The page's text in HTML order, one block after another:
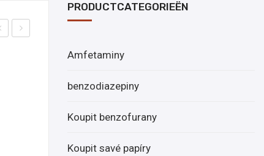
PRODUCTCATEGORIEËN
Amfetaminy
benzodiazepiny
Koupit benzofurany
Koupit savé papíry